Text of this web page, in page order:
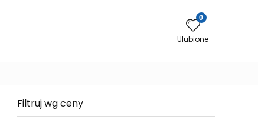
0
Ulubione
Filtruj wg ceny